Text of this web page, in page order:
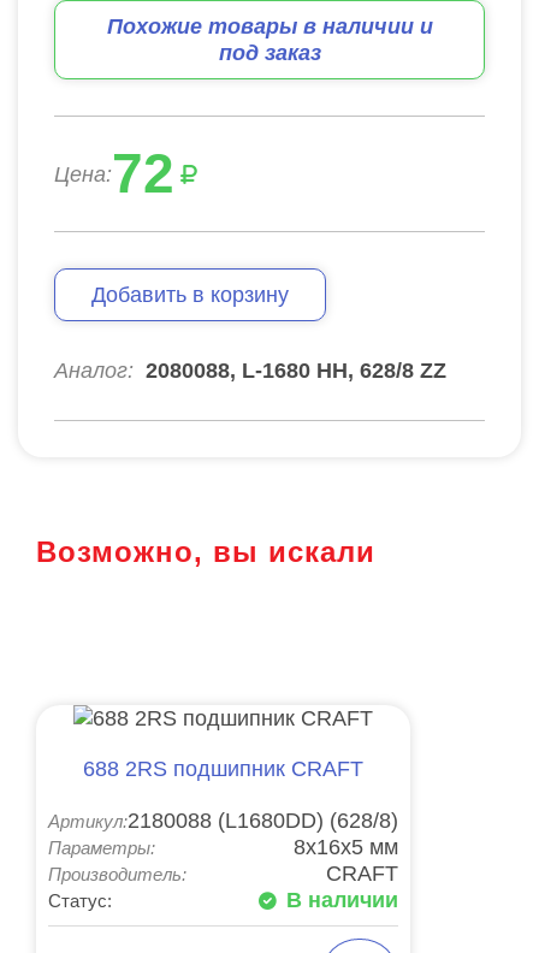
Похожие товары в наличии и
под заказ
Цена:72
Добавить в корзину
Аналог: 2080088, L-1680 HH, 628/8 ZZ
Возможно, вы искали
688 2RS подшипник CRAFT
Артикул:2180088 (L1680DD) (628/8)
Параметры: 8x16x5 мм
Производитель: CRAFT
Статус: В наличии